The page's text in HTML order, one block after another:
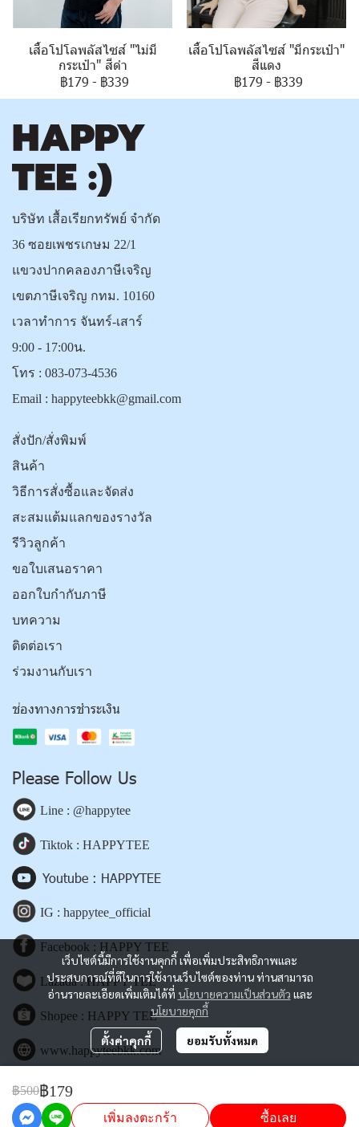
เสื้อโปโลพลัสไซส์ "ไม่มี
กระเป๋า" สีดำ
฿179 - ฿339
เสื้อโปโลพลัสไซส์ "มีกระเป๋า"
สีแดง
฿179 - ฿339
฿500฿179
เพิ่มลงตะกร้า ซื้อเลย
เว็บไซต์นี้มีการใช้งานคุกกี้ เพื่อเพิ่มประสิทธิภาพและ
ประสบการณ์ที่ดีในการใช้งานเว็บไซต์ของท่าน ท่านสามารถ
อ่านรายละเอียดเพิ่มเติมได้ที่ นโยบายความเป็นส่วนตัว และ
นโยบายคุกกี้
ตั้งค่าคุกกี้ ยอมรับทั้งหมด
บริษัท เสื้อเรียกทรัพย์ จำกัด
36 ซอยเพชรเกษม 22/1
แขวงปากคลองภาษีเจริญ
เขตภาษีเจริญ กทม. 10160
เวลาทำการ จันทร์-เสาร์
9:00 - 17:00น.
โทร : 083-073-4536
Email : happyteebkk@gmail.com
สั่งปัก/สั่งพิมพ์
สินค้า
วิธีการสั่งซื้อและจัดส่ง
สะสมแต้มแลกของรางวัล
รีวิวลูกค้า
ขอใบเสนอราคา
ออกใบกำกับภาษี
บทความ
ติดต่อเรา
ร่วมงานกับเรา
ช่องทางการชำระเงิน
Please Follow Us
Line : @happytee
Tiktok : HAPPYTEE
Youtube : HAPPYTEE
IG : happytee_official
Facebook : HAPPY TEE
Lazada : HAPPY TEE
Shopee : HAPPY TEE
www.happyteebkk.com
Copyright | All Rights Reserved | Powered by happyteebkk.com